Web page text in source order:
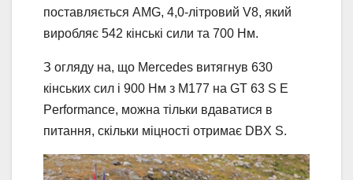
поставляється AMG, 4,0-літровий V8, який
виробляє 542 кінські сили та 700 Нм.
З огляду на, що Mercedes витягнув 630
кінських сил і 900 Нм з M177 на GT 63 S E
Performance, можна тільки вдаватися в
питання, скільки міцності отримає DBX S.